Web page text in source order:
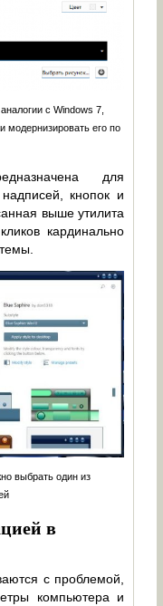
с Windows 7,
модернизировать его по
для
кнопок и
выше утилита
кардинально
выбрать один из
в
с проблемой,
компьютера и